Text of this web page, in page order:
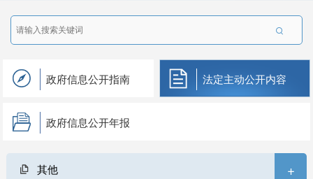

政府信息公开指南 法定主动公开内容
政府信息公开年报
其他 +